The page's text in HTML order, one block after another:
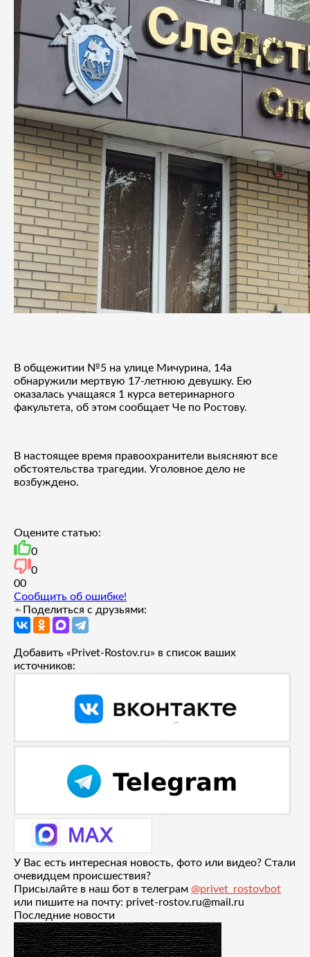
В общежитии №5 на улице Мичурина, 14а
обнаружили мертвую 17-летнюю девушку. Ею
оказалась учащаяся 1 курса ветеринарного
факультета, об этом сообщает Че по Ростову.
В настоящее время правоохранители выясняют все
обстоятельства трагедии. Уголовное дело не
возбуждено.
Оцените статью:
0
0
00
Сообщить об ошибке!
Поделиться с друзьями:
Добавить «Privet-Rostov.ru» в список ваших
источников:
У Вас есть интересная новость, фото или видео? Стали
очевидцем происшествия?
Присылайте в наш бот в телеграм @privet_rostovbot
или пишите на почту: privet-rostov.ru@mail.ru
Последние новости